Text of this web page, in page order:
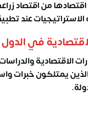
من اقتصاد
الاستراتيجيات عند
في الدول
الاقتصادية
الذين يمتلكون خبرات